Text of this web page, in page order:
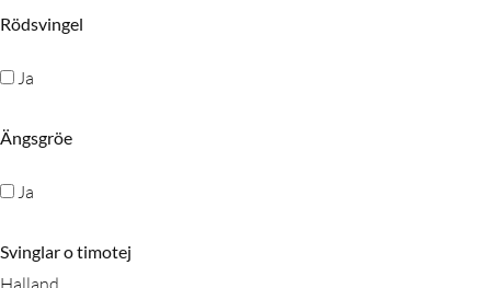
Rödsvingel
Ja
Ängsgröe
Ja
Svinglar o timotej
Halland